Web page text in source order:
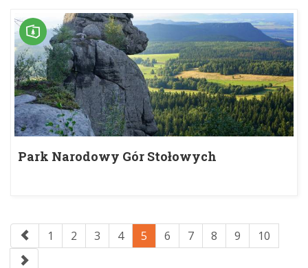
Park Narodowy Gór Stołowych
1 2 3 4 5 6 7 8 9 10